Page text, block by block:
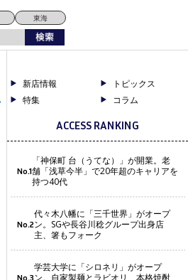
東海
新店情報
トピックス
特集
コラム
ACCESS RANKING
No.1
「神保町 台（うてな）」が開業。老
舗「浅草今半」で20年超のキャリアを
持つ40代
No.2
代々木八幡に「三千世界」がオープ
ン。SGや長谷川稔グループ出身店
主、箸もフォーク
No.3
学芸大学に「シロネリ」がオープ
ン。自家製麺とラビオリ、本格焼酎